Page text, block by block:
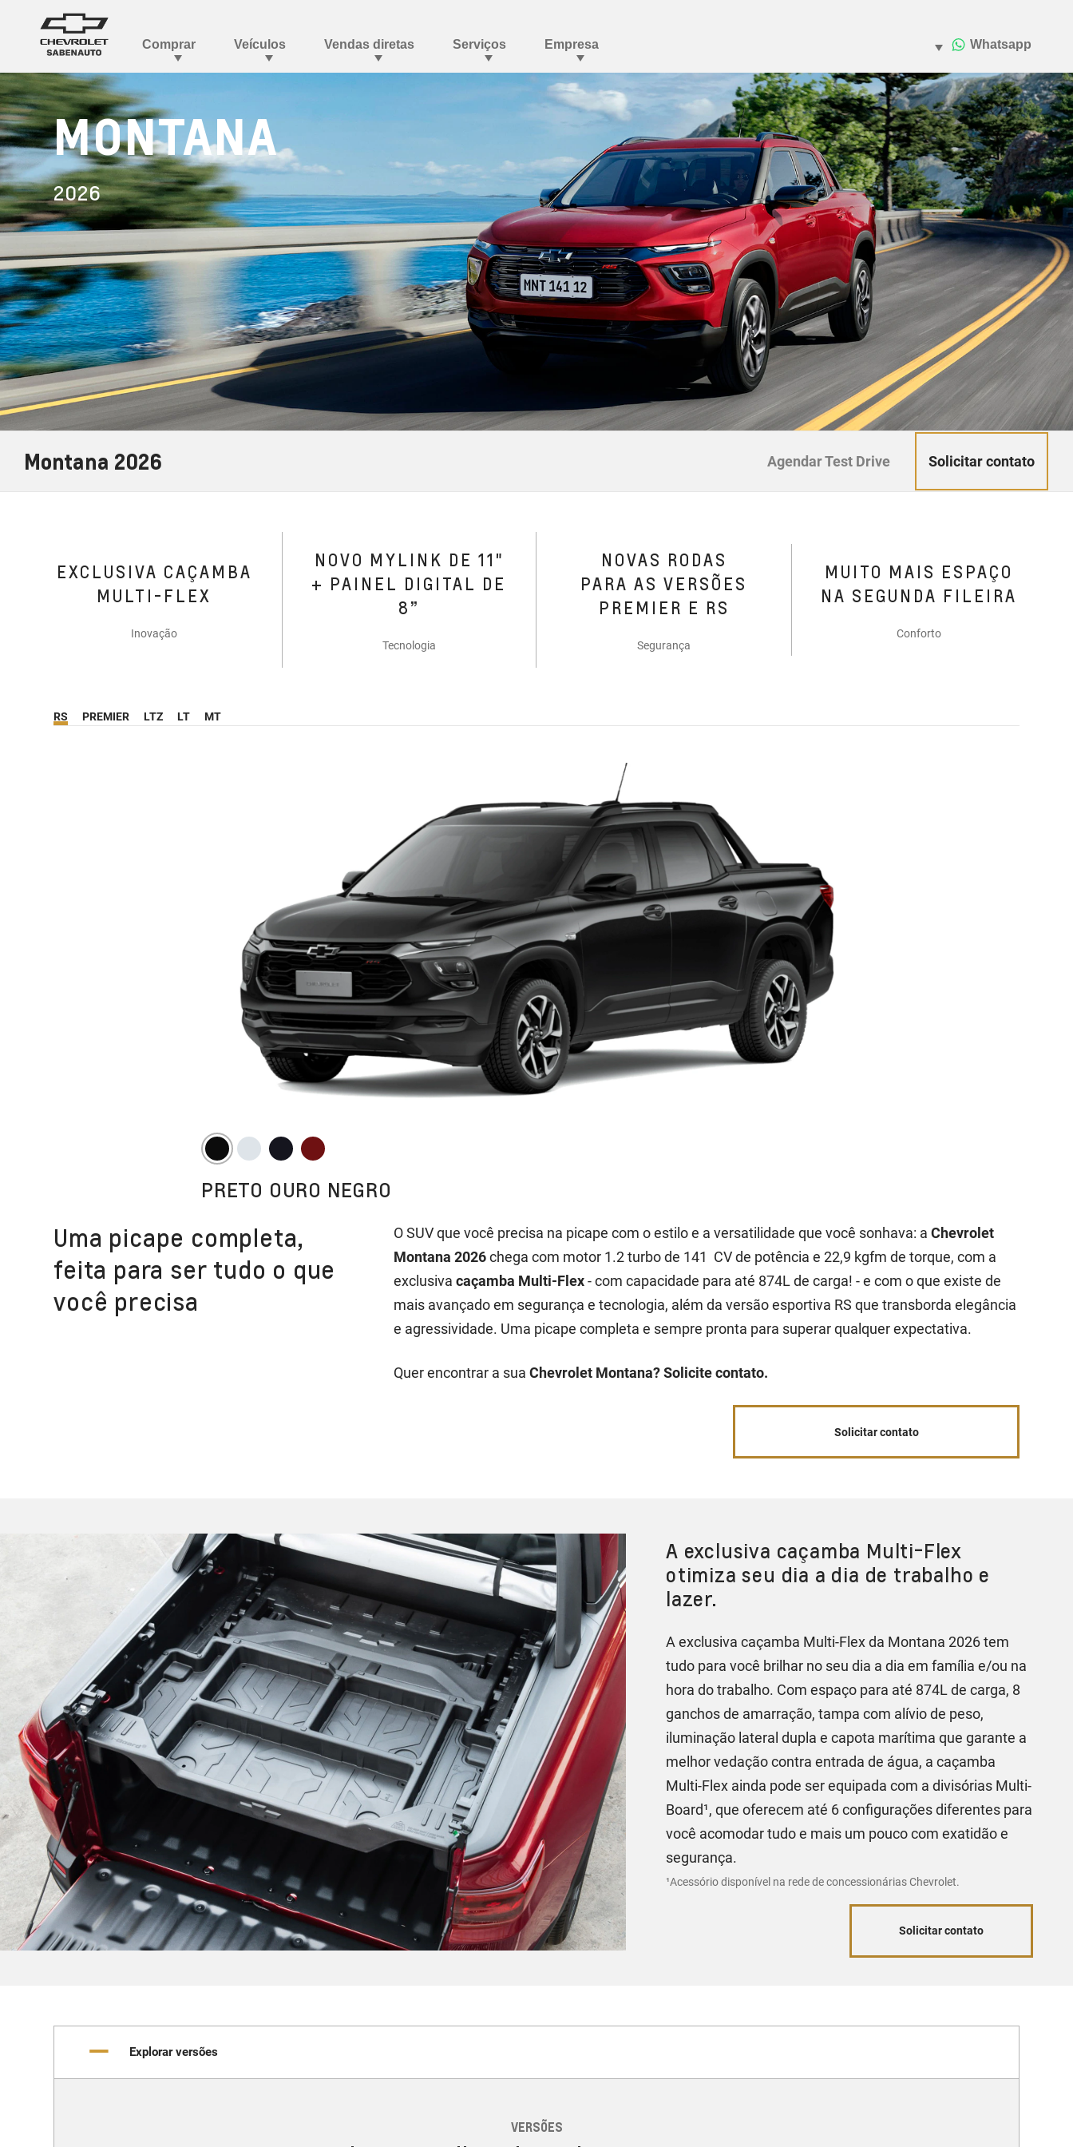
MONTANA
2026
Montana 2026 Agendar Test Drive Solicitar contato
EXCLUSIVA CAÇAMBA
MULTI-FLEX
Inovação
NOVO MYLINK DE 11"
+ PAINEL DIGITAL DE
8”​
Tecnologia
NOVAS RODAS
PARA AS VERSÕES
PREMIER E RS
Segurança
MUITO MAIS ESPAÇO
NA SEGUNDA FILEIRA
Conforto
RS PREMIER LTZ LT MT
PRETO OURO NEGRO
Uma picape completa,
feita para ser tudo o que
você precisa
O SUV que você precisa na picape com o estilo e a versatilidade que você sonhava: a Chevrolet
Montana 2026chega com motor 1.2 turbo de 141 CV de potência e 22,9 kgfm de torque, com a
exclusiva caçamba Multi-Flex- com capacidade para até 874L de carga! - e com o que existe de
mais avançado em segurança e tecnologia, além da versão esportiva RS que transborda elegância
e agressividade. Uma picape completa e sempre pronta para superar qualquer expectativa.
Quer encontrar a sua Chevrolet Montana? Solicite contato.
Solicitar contato
A exclusiva caçamba Multi-Flex
otimiza seu dia a dia de trabalho e
lazer.
A exclusiva caçamba Multi-Flex da Montana 2026 tem
tudo para você brilhar no seu dia a dia em família e/ou na
hora do trabalho. Com espaço para até 874L de carga, 8
ganchos de amarração, tampa com alívio de peso,
iluminação lateral dupla e capota marítima que garante a
melhor vedação contra entrada de água, a caçamba
Multi-Flex ainda pode ser equipada com a divisórias Multi-
Board¹, que oferecem até 6 configurações diferentes para
você acomodar tudo e mais um pouco com exatidão e
segurança.
¹Acessório disponível na rede de concessionárias Chevrolet.
Solicitar contato
Explorar versões
VERSÕES